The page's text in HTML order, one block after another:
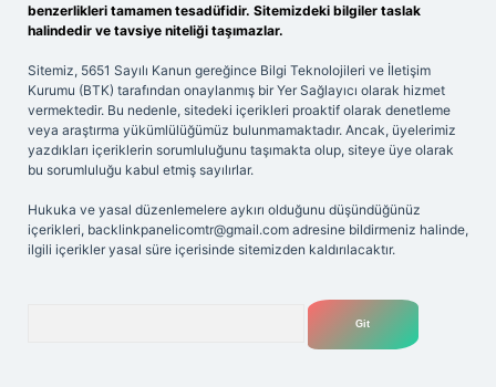
benzerlikleri tamamen tesadüfidir. Sitemizdeki bilgiler taslak
halindedir ve tavsiye niteliği taşımazlar.
Sitemiz, 5651 Sayılı Kanun gereğince Bilgi Teknolojileri ve İletişim
Kurumu (BTK) tarafından onaylanmış bir Yer Sağlayıcı olarak hizmet
vermektedir. Bu nedenle, sitedeki içerikleri proaktif olarak denetleme
veya araştırma yükümlülüğümüz bulunmamaktadır. Ancak, üyelerimiz
yazdıkları içeriklerin sorumluluğunu taşımakta olup, siteye üye olarak
bu sorumluluğu kabul etmiş sayılırlar.
Hukuka ve yasal düzenlemelere aykırı olduğunu düşündüğünüz
içerikleri, backlinkpanelicomtr@gmail.com adresine bildirmeniz halinde,
ilgili içerikler yasal süre içerisinde sitemizden kaldırılacaktır.